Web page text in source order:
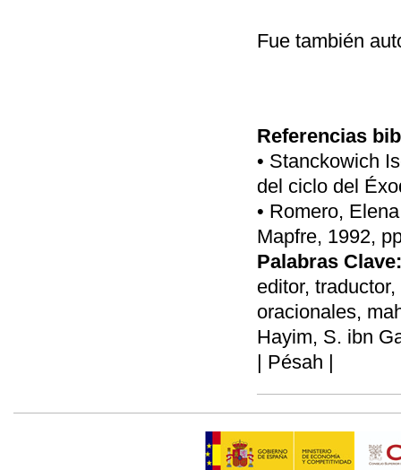
Fue también
Referencias
• Stanckowich
del ciclo del
• Romero,
Mapfre, 1992,
Palabras Clave:
editor,
oracionales,
Hayim, S. ibn
| Pésah |